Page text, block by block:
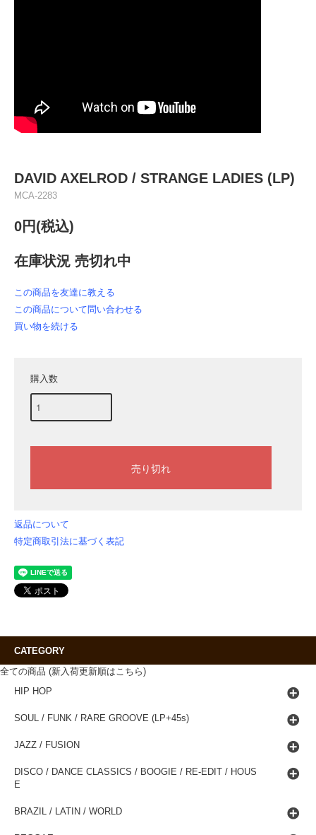
DAVID AXELROD / STRANGE LADIES (LP)
MCA-2283
0円(税込)
在庫状況 売切れ中
この商品を友達に教える
この商品について問い合わせる
買い物を続ける
購入数
返品について
特定商取引法に基づく表記
CATEGORY
全ての商品 (新入荷更新順はこちら)
HIP HOP
SOUL / FUNK / RARE GROOVE (LP+45s)
JAZZ / FUSION
DISCO / DANCE CLASSICS / BOOGIE / RE-EDIT / HOUS
E
BRAZIL / LATIN / WORLD